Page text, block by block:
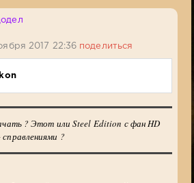
2017 22:36 поделиться
? Этот или Steel Edition с фан HD
?